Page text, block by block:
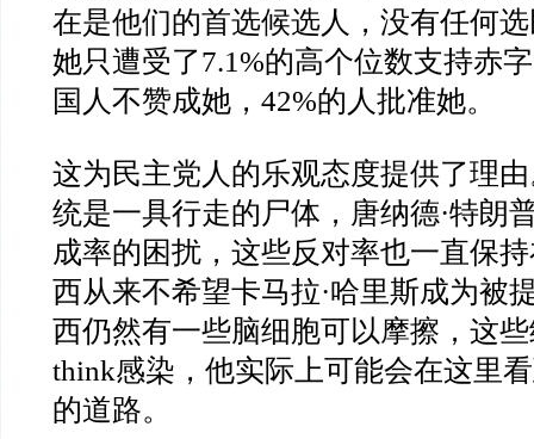
在是他们的首选候选人，没有任何
她只遭受了7.1%的高个位数支持赤
国人不赞成她，42%的人批准她。
这为民主党人的乐观态度提供了理
统是一具行走的尸体，唐纳德·特朗
成率的困扰，这些反对率也一直保
西从来不希望卡马拉·哈里斯成为被
西仍然有一些脑细胞可以摩擦，这
think感染，他实际上可能会在这里
的道路。